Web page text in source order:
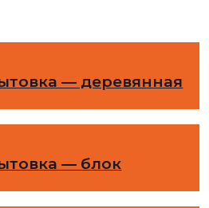
— деревянная
— блок